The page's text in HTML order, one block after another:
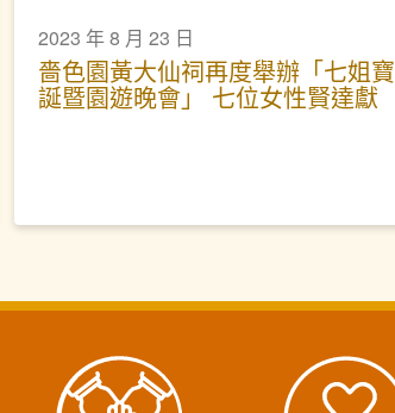
2023 年 8 月 23 日
嗇色園黃大仙祠再度舉辦「七姐寶
誕暨園遊晚會」 七位女性賢達獻